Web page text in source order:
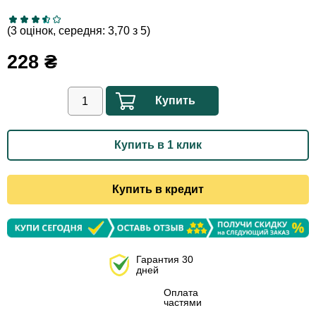
(3 оцінок, середня: 3,70 з 5)
228 ₴
Купить
Купить в 1 клик
Купить в кредит
Гарантия 30
дней
Оплата
частями